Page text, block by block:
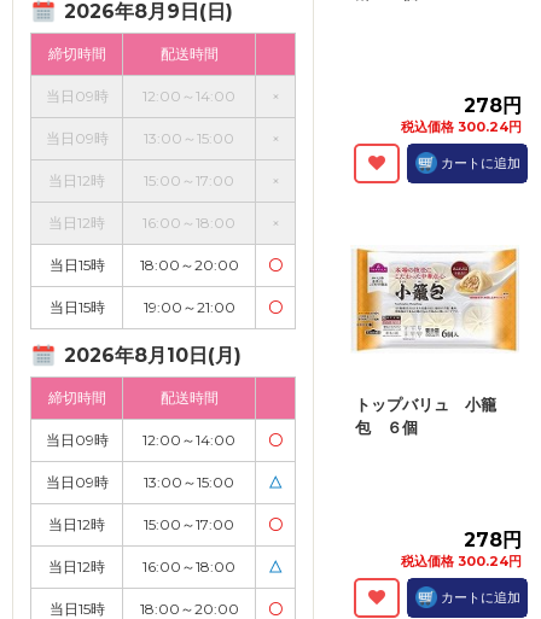
2026年8月9日(日)
締切時間 配送時間
当日09時 12:00～14:00 ×
当日09時 13:00～15:00 ×
当日12時 15:00～17:00 ×
当日12時 16:00～18:00 ×
当日15時 18:00～20:00 〇
当日15時 19:00～21:00 〇
2026年8月10日(月)
締切時間 配送時間
当日09時 12:00～14:00 〇
当日09時 13:00～15:00 △
当日12時 15:00～17:00 〇
当日12時 16:00～18:00 △
当日15時 18:00～20:00 〇
278円
税込価格 300.24円
カートに追加
トップバリュ 小籠
包 ６個
278円
税込価格 300.24円
カートに追加